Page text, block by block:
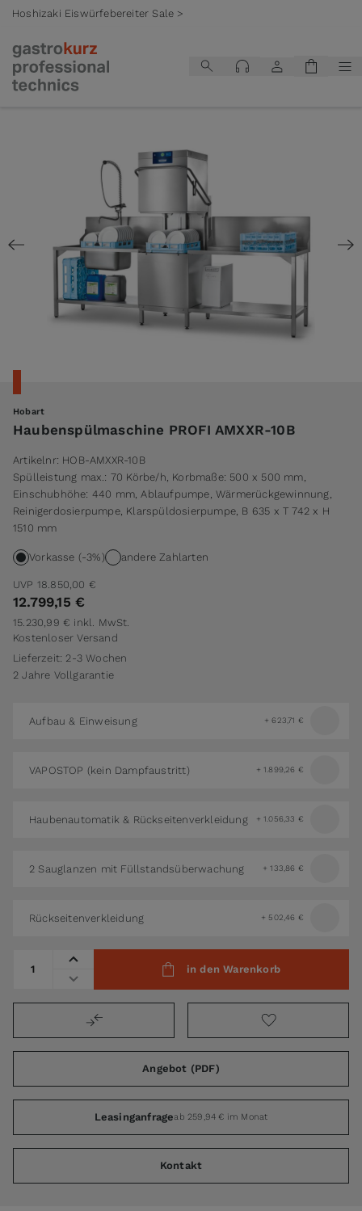
Hoshizaki Eiswürfebereiter Sale >
Hobart
Haubenspülmaschine PROFI AMXXR-10B
Artikelnr: HOB-AMXXR-10B
Spülleistung max.: 70 Körbe/h, Korbmaße: 500 x 500 mm,
Einschubhöhe: 440 mm, Ablaufpumpe, Wärmerückgewinnung,
Reinigerdosierpumpe, Klarspüldosierpumpe, B 635 x T 742 x H
1510 mm
Vorkasse (-3%) andere Zahlarten
UVP 18.850,00 €
12.799,15 €
15.230,99 € inkl. MwSt.
Kostenloser Versand
Lieferzeit: 2-3 Wochen
2 Jahre Vollgarantie
Aufbau & Einweisung + 623,71 €
VAPOSTOP (kein Dampfaustritt) + 1.899,26 €
Haubenautomatik & Rückseitenverkleidung + 1.056,33 €
2 Sauglanzen mit Füllstandsüberwachung + 133,86 €
Rückseitenverkleidung + 502,46 €
in den Warenkorb
Angebot (PDF)
Leasinganfrageab 259,94 € im Monat
Kontakt